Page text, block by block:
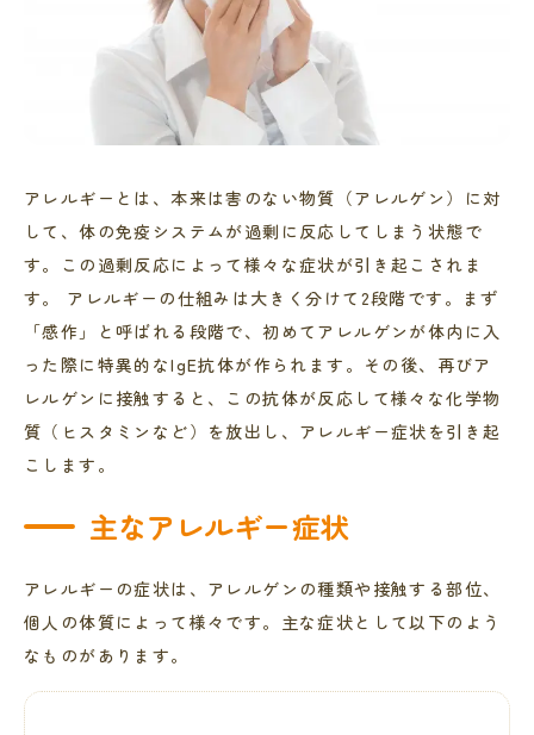
アレルギーとは、本来は害のない物質（アレルゲン）に対
して、体の免疫システムが過剰に反応してしまう状態で
す。この過剰反応によって様々な症状が引き起こされま
す。 アレルギーの仕組みは大きく分けて2段階です。まず
「感作」と呼ばれる段階で、初めてアレルゲンが体内に入
った際に特異的なIgE抗体が作られます。その後、再びア
レルゲンに接触すると、この抗体が反応して様々な化学物
質（ヒスタミンなど）を放出し、アレルギー症状を引き起
こします。
主なアレルギー症状
アレルギーの症状は、アレルゲンの種類や接触する部位、
個人の体質によって様々です。主な症状として以下のよう
なものがあります。